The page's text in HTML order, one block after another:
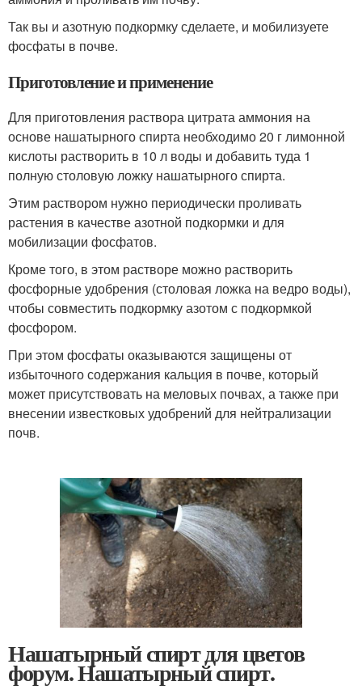
Так вы и азотную подкормку сделаете, и мобилизуете
фосфаты в почве.
Приготовление и применение
Для приготовления раствора цитрата аммония на
основе нашатырного спирта необходимо 20 г лимонной
кислоты растворить в 10 л воды и добавить туда 1
полную столовую ложку нашатырного спирта.
Этим раствором нужно периодически проливать
растения в качестве азотной подкормки и для
мобилизации фосфатов.
Кроме того, в этом растворе можно растворить
фосфорные удобрения (столовая ложка на ведро воды),
чтобы совместить подкормку азотом с подкормкой
фосфором.
При этом фосфаты оказываются защищены от
избыточного содержания кальция в почве, который
может присутствовать на меловых почвах, а также при
внесении известковых удобрений для нейтрализации
почв.
Нашатырный спирт для цветов
форум. Нашатырный спирт.